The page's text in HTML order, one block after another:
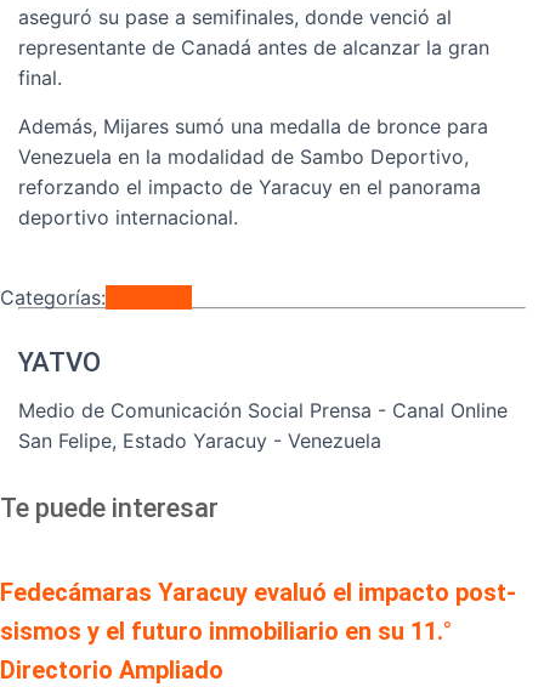
aseguró su pase a semifinales, donde venció al
representante de Canadá antes de alcanzar la gran
final.
Además, Mijares sumó una medalla de bronce para
Venezuela en la modalidad de Sambo Deportivo,
reforzando el impacto de Yaracuy en el panorama
deportivo internacional.
Categorías:
YATVO
Medio de Comunicación Social Prensa - Canal Online
San Felipe, Estado Yaracuy - Venezuela
Te puede interesar
Fedecámaras Yaracuy evaluó el impacto post-
sismos y el futuro inmobiliario en su 11.°
Directorio Ampliado